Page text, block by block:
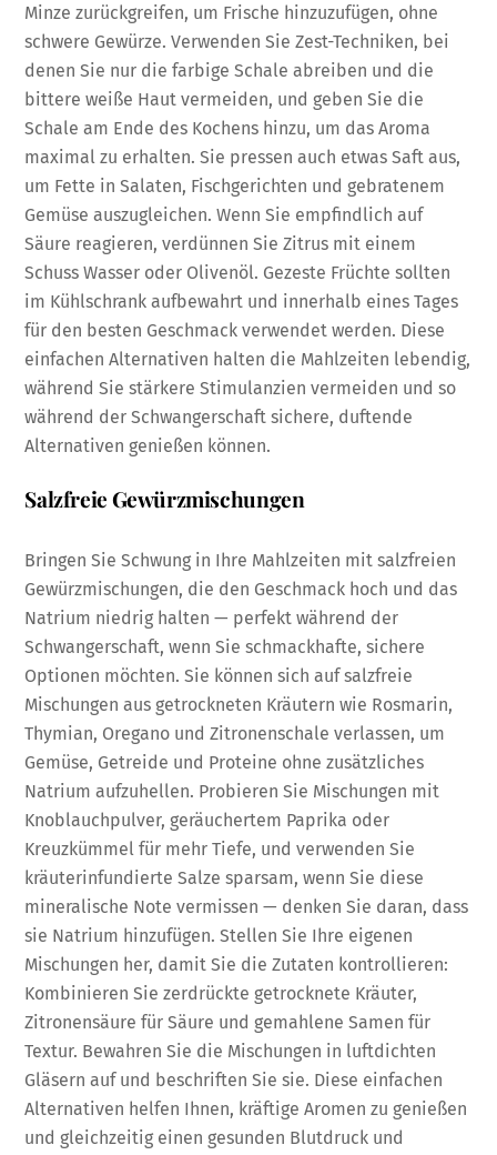
Minze zurückgreifen, um Frische hinzuzufügen, ohne
schwere Gewürze. Verwenden Sie Zest-Techniken, bei
denen Sie nur die farbige Schale abreiben und die
bittere weiße Haut vermeiden, und geben Sie die
Schale am Ende des Kochens hinzu, um das Aroma
maximal zu erhalten. Sie pressen auch etwas Saft aus,
um Fette in Salaten, Fischgerichten und gebratenem
Gemüse auszugleichen. Wenn Sie empfindlich auf
Säure reagieren, verdünnen Sie Zitrus mit einem
Schuss Wasser oder Olivenöl. Gezeste Früchte sollten
im Kühlschrank aufbewahrt und innerhalb eines Tages
für den besten Geschmack verwendet werden. Diese
einfachen Alternativen halten die Mahlzeiten lebendig,
während Sie stärkere Stimulanzien vermeiden und so
während der Schwangerschaft sichere, duftende
Alternativen genießen können.
Salzfreie Gewürzmischungen
Bringen Sie Schwung in Ihre Mahlzeiten mit salzfreien
Gewürzmischungen, die den Geschmack hoch und das
Natrium niedrig halten — perfekt während der
Schwangerschaft, wenn Sie schmackhafte, sichere
Optionen möchten. Sie können sich auf salzfreie
Mischungen aus getrockneten Kräutern wie Rosmarin,
Thymian, Oregano und Zitronenschale verlassen, um
Gemüse, Getreide und Proteine ohne zusätzliches
Natrium aufzuhellen. Probieren Sie Mischungen mit
Knoblauchpulver, geräuchertem Paprika oder
Kreuzkümmel für mehr Tiefe, und verwenden Sie
kräuterinfundierte Salze sparsam, wenn Sie diese
mineralische Note vermissen — denken Sie daran, dass
sie Natrium hinzufügen. Stellen Sie Ihre eigenen
Mischungen her, damit Sie die Zutaten kontrollieren:
Kombinieren Sie zerdrückte getrocknete Kräuter,
Zitronensäure für Säure und gemahlene Samen für
Textur. Bewahren Sie die Mischungen in luftdichten
Gläsern auf und beschriften Sie sie. Diese einfachen
Alternativen helfen Ihnen, kräftige Aromen zu genießen
und gleichzeitig einen gesunden Blutdruck und